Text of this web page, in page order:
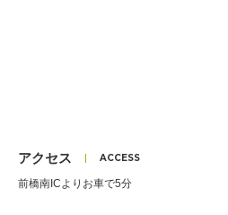
アクセス
前橋南ICよりお車で5分